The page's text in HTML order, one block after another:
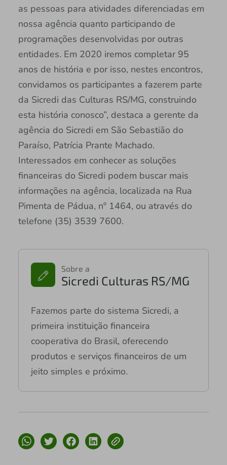
as pessoas para atividades diferenciadas em
nossa agência quanto participando de
programações desenvolvidas por outras
entidades. Em 2020 iremos completar 95
anos de história e por isso, nestes encontros,
convidamos os participantes a fazerem parte
da Sicredi das Culturas RS/MG, construindo
esta história conosco”, destaca a gerente da
agência do Sicredi em São Sebastião do
Paraíso, Patrícia Prante Machado.
Interessados em conhecer as soluções
financeiras do Sicredi podem buscar mais
informações na agência, localizada na Rua
Pimenta de Pádua, nº 1464, ou através do
telefone (35) 3539 7600.
Sobre a
Sicredi Culturas RS/MG
Fazemos parte do sistema Sicredi, a
primeira instituição financeira
cooperativa do Brasil, oferecendo
produtos e serviços financeiros de um
jeito simples e próximo.